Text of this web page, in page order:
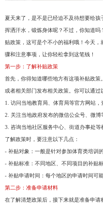
夏天来了，是不是已经迫不及待想要给
挥洒汗水，锻炼身体呢？不过，你知道
贴政策，这可是个不小的福利哦！今天
骤和注意事项，让你轻松拿到这笔钱！
第一步：了解补贴政策
首先，你得知道哪些地方有这项补贴政
或者相关部门发布相关政策。你可以通过
1. 访问当地教育局、体育局等官方网站，
2. 关注当地政府发布的微信公众号、微博
3. 咨询当地社区服务中心、街道办事处等
了解政策时，要注意以下几点：
- 补贴对象：一般是针对参加体育类培训的
- 补贴标准：不同地区、不同项目的补贴
- 补贴申请时间：每个地区的申请时间可
第二步：准备申请材料
在了解清楚政策后，接下来就是准备申请